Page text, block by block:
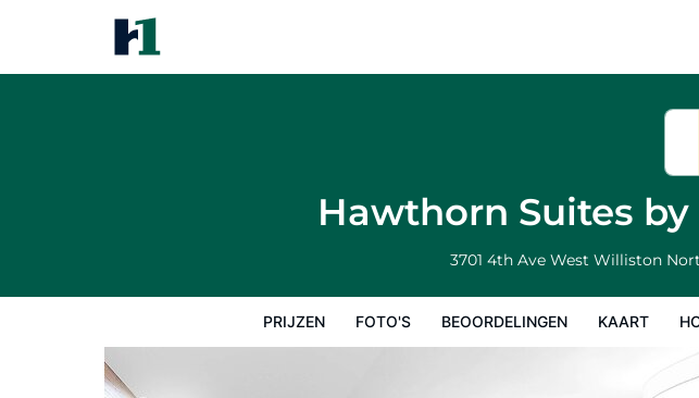
Hawthorn Suites
3701 4th Ave West Williston
PRIJZEN FOTO'S BEOORDELINGEN KAART